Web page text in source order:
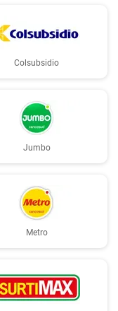
Colsubsidio
Jumbo
Metro